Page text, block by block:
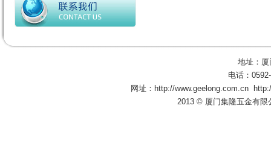
地址：
电话：
网址： http://www.geelong.com.cn
2013 © 厦门集隆五金有限